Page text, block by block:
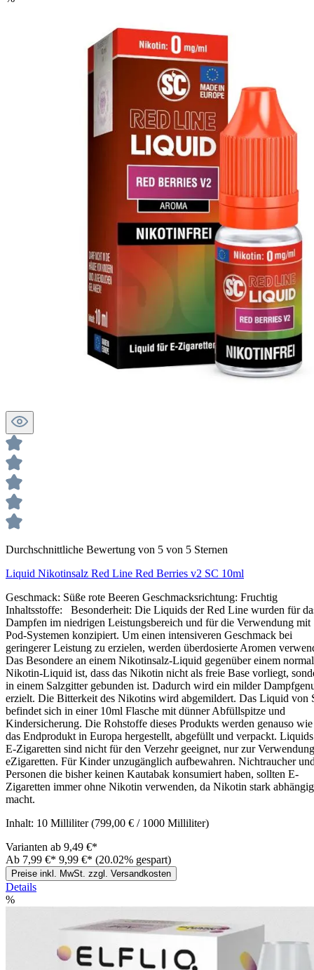
Durchschnittliche Bewertung von 5 von 5 Sternen
Liquid Nikotinsalz Red Line Red Berries v2 SC 10ml
Geschmack: Süße rote Beeren Geschmacksrichtung: Fruchtig
Inhaltsstoffe: Besonderheit: Die Liquids der Red Line wurden für
Dampfen im niedrigen Leistungsbereich und für die Verwendung mit
Pod-Systemen konzipiert. Um einen intensiveren Geschmack bei
geringerer Leistung zu erzielen, werden überdosierte Aromen
Das Besondere an einem Nikotinsalz-Liquid gegenüber einem
Nikotin-Liquid ist, dass das Nikotin nicht als freie Base vorliegt,
in einem Salzgitter gebunden ist. Dadurch wird ein milder
erzielt. Die Bitterkeit des Nikotins wird abgemildert. Das Liquid von
befindet sich in einer 10ml Flasche mit dünner Abfüllspitze und
Kindersicherung. Die Rohstoffe dieses Produkts werden genauso wie
das Endprodukt in Europa hergestellt, abgefüllt und verpackt.
E-Zigaretten sind nicht für den Verzehr geeignet, nur zur
eZigaretten. Für Kinder unzugänglich aufbewahren. Nichtraucher
Personen die bisher keinen Kautabak konsumiert haben, sollten E-
Zigaretten immer ohne Nikotin verwenden, da Nikotin stark abhängig
macht.
Inhalt: 10 Milliliter(799,00 € / 1000 Milliliter)
Varianten ab 9,49 €*
Ab 7,99 €* 9,99 €* (20.02% gespart)
Preise inkl. MwSt. zzgl. Versandkosten
Details
%